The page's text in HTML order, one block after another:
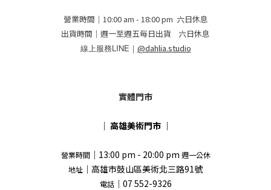
營業時間｜10:00 am - 18:00 pm 六日休息
出貨時間｜週一至週五每日出貨 六日休息
線上服務LINE｜ @dahlia.studio
實體門市
｜ 高雄美術門市 ｜
營業時間｜13:00 pm - 20:00 pm 週一公休
地址 ｜高雄市鼓山區美術北三路91號
電話｜07 552-9326